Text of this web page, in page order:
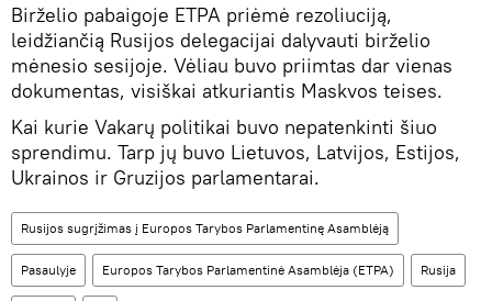
Birželio pabaigoje ETPA priėmė rezoliuciją,
leidžiančią Rusijos delegacijai dalyvauti birželio
mėnesio sesijoje. Vėliau buvo priimtas dar vienas
dokumentas, visiškai atkuriantis Maskvos teises.
Kai kurie Vakarų politikai buvo nepatenkinti šiuo
sprendimu. Tarp jų buvo Lietuvos, Latvijos, Estijos,
Ukrainos ir Gruzijos parlamentarai.
Rusijos sugrįžimas į Europos Tarybos Parlamentinę Asamblėją
Pasaulyje Europos Tarybos Parlamentinė Asamblėja (ETPA) Rusija